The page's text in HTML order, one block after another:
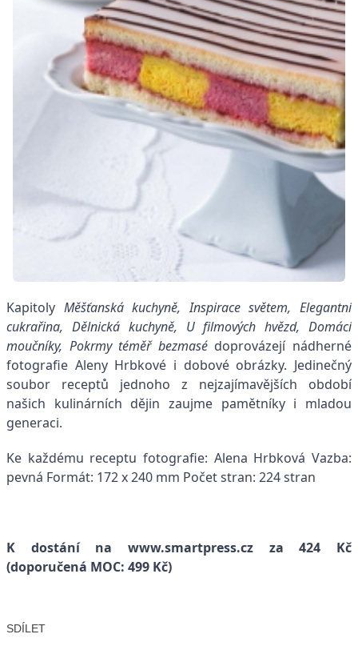
Kapitoly Měšťanská kuchyně, Inspirace světem, Elegantní
cukrařina, Dělnická kuchyně, U filmových hvězd, Domácí
moučníky, Pokrmy téměř bezmasédoprovázejí nádherné
fotografie Aleny Hrbkové i dobové obrázky. Jedinečný
soubor receptů jednoho z nejzajímavějších období
našich kulinárních dějin zaujme pamětníky i mladou
generaci.
Ke každému receptu fotografie: Alena Hrbková Vazba:
pevná Formát: 172 x 240 mm Počet stran: 224 stran
K dostání na www.smartpress.cz za 424 Kč
(doporučená MOC: 499 Kč)
SDÍLET